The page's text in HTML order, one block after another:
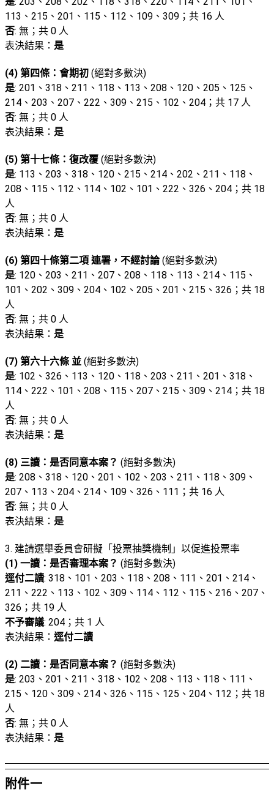
113、215、201、115、112、109、309；共 16 人
否: 無；共 0 人
表決結果： 是
(4) 第四條：會期初 (絕對多數決)
是: 201、318、211、118、113、208、120、205、125、
214、203、207、222、309、215、102、204；共 17 人
否: 無；共 0 人
表決結果： 是
(5) 第十七條：復改覆 (絕對多數決)
是: 113、203、318、120、215、214、202、211、118、
208、115、112、114、102、101、222、326、204；共 18
人
否: 無；共 0 人
表決結果： 是
(6) 第四十條第二項 連署，不經討論(絕對多數決)
是: 120、203、211、207、208、118、113、214、115、
101、202、309、204、102、205、201、215、326；共 18
人
否: 無；共 0 人
表決結果： 是
(7) 第六十六條 並 (絕對多數決)
是: 102、326、113、120、118、203、211、201、318、
114、222、101、208、115、207、215、309、214；共 18
人
否: 無；共 0 人
表決結果： 是
(8) 三讀：是否同意本案？ (絕對多數決)
是: 208、318、120、201、102、203、211、118、309、
207、113、204、214、109、326、111；共 16 人
否: 無；共 0 人
表決結果： 是
3. 建請選舉委員會研擬「投票抽獎機制」以促進投票率
(1) 一讀：是否審理本案？ (絕對多數決)
逕付二讀: 318、101、203、118、208、111、201、214、
211、222、113、102、309、114、112、115、216、207、
326；共 19 人
不予審議: 204；共 1 人
表決結果： 逕付二讀
(2) 二讀：是否同意本案？ (絕對多數決)
是: 203、201、211、318、102、208、113、118、111、
215、120、309、214、326、115、125、204、112；共 18
人
否: 無；共 0 人
表決結果： 是
附件一